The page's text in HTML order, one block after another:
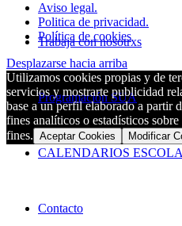
Trabaja con nosotrxs
Programación SUA
CALENDARIOS
Contacto
Aviso legal.
Politica de privacidad.
Política de cookies
Desplazarse hacia arriba
Utilizamos cookies propias y de
servicios y mostrarte publicidad
base a un perfil elaborado a partir
fines analíticos o estadísticos
fines. Aceptar Cookies Modificar